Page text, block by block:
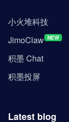
小火堆科技
JimoClaw NEW
积墨 Chat
积墨投屏
Latest blog